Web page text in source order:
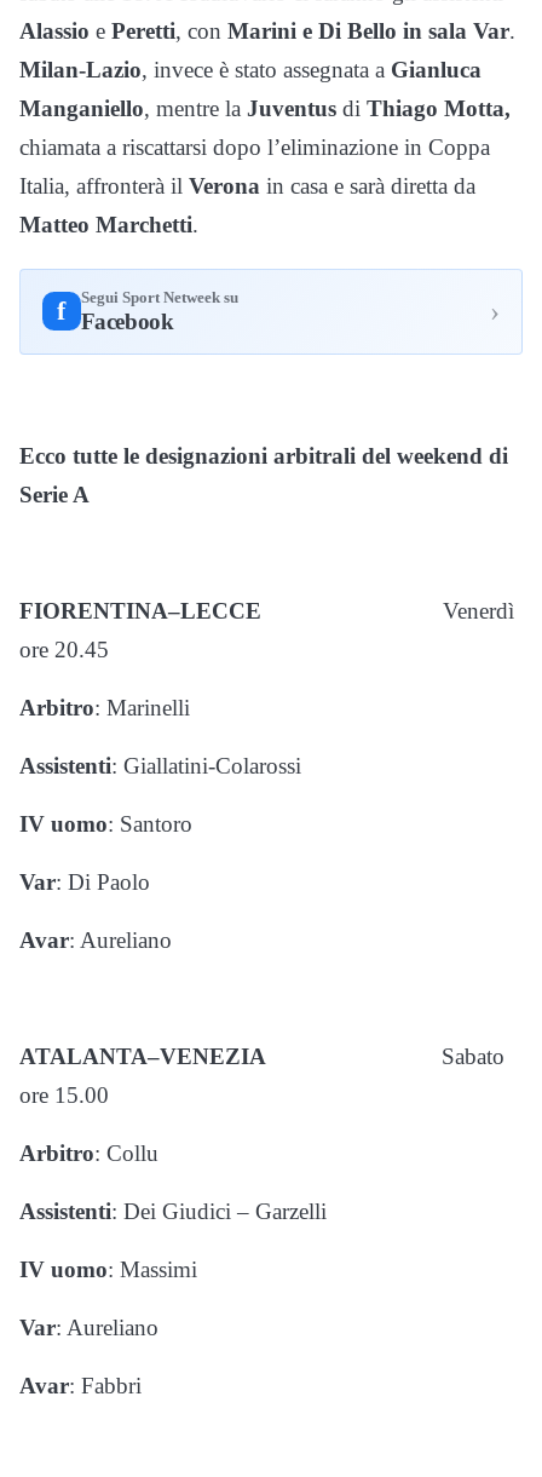
Alassio e Peretti, con Marini e Di Bello in sala Var.
Milan-Lazio, invece è stato assegnata a Gianluca
Manganiello, mentre la Juventus di Thiago Motta,
chiamata a riscattarsi dopo l’eliminazione in Coppa
Italia, affronterà il Verona in casa e sarà diretta da
Matteo Marchetti.
f Segui Sport Netweek su
Facebook ›
Ecco tutte le designazioni arbitrali del weekend di
Serie A
FIORENTINA–LECCE Venerdì
ore 20.45
Arbitro: Marinelli
Assistenti: Giallatini-Colarossi
IV uomo: Santoro
Var: Di Paolo
Avar: Aureliano
ATALANTA–VENEZIA Sabato
ore 15.00
Arbitro: Collu
Assistenti: Dei Giudici – Garzelli
IV uomo: Massimi
Var: Aureliano
Avar: Fabbri